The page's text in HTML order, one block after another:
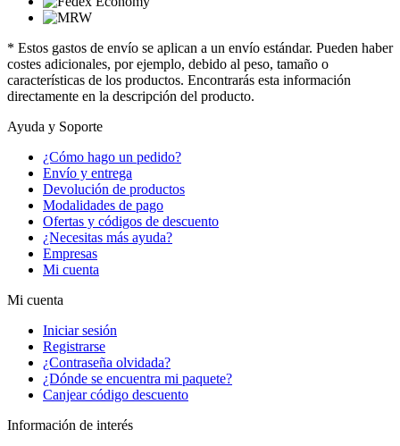
* Estos gastos de envío se aplican a un envío estándar. Pueden haber
costes adicionales, por ejemplo, debido al peso, tamaño o
características de los productos. Encontrarás esta información
directamente en la descripción del producto.
Ayuda y Soporte
¿Cómo hago un pedido?
Envío y entrega
Devolución de productos
Modalidades de pago
Ofertas y códigos de descuento
¿Necesitas más ayuda?
Empresas
Mi cuenta
Mi cuenta
Iniciar sesión
Registrarse
¿Contraseña olvidada?
¿Dónde se encuentra mi paquete?
Canjear código descuento
Información de interés